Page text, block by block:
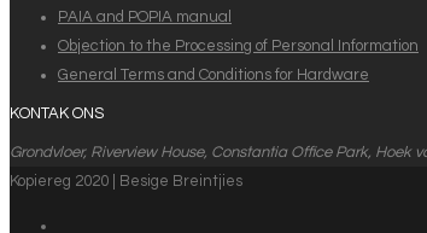
PAIA and POPIA manual
Objection to the Processing of Personal Information
General Terms and Conditions for Hardware
KONTAK ONS
Grondvloer, Riverview House, Constantia Office Park, Hoek
Kopiereg 2020 | Besige Breintjies